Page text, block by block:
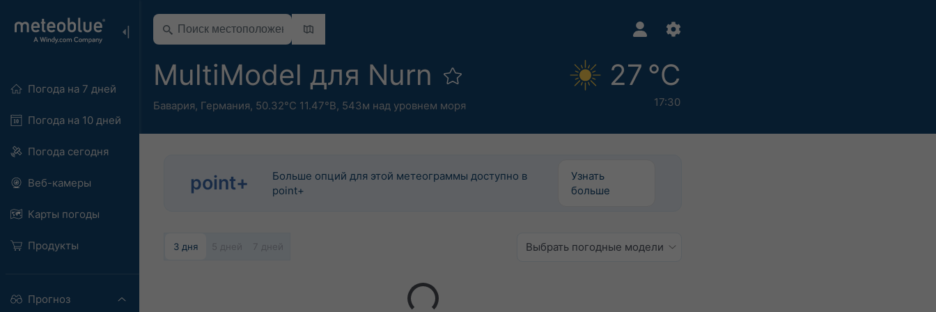
Погода на 7 дней
Погода на 10 дней
Погода сегодня
Веб-камеры
Карты погоды
Продукты
Прогноз
MultiModel для Nurn
Бавария, Германия, 50.32°С 11.47°В, 543м над уровнем моря
27 °C
17:30
point+
Больше опций для этой метеограммы доступно в
point+
Узнать
больше
3 дня 5 дней 7 дней Выбрать погодные модели